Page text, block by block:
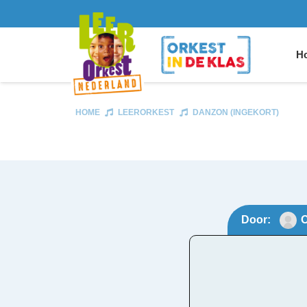
HOME LEERORKEST DANZON (INGEKORT)
Door: